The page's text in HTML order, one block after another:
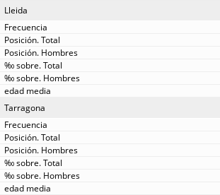
Lleida
Tarragona